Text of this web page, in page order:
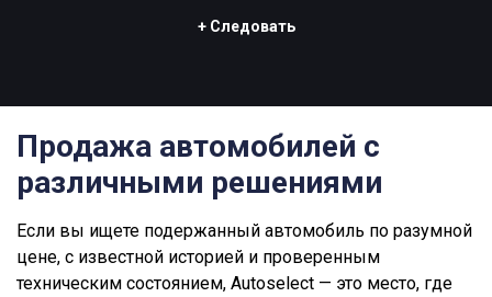
+ Следовать
Продажа автомобилей с
различными решениями
Если вы ищете подержанный автомобиль по разумной
цене, с известной историей и проверенным
техническим состоянием, Autoselect — это место, где